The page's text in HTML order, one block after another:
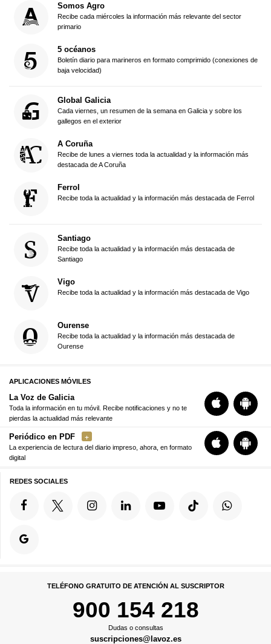
Somos Agro
Recibe cada miércoles la información más relevante del sector
primario
5 océanos
Boletín diario para marineros en formato comprimido (conexiones de
baja velocidad)
Global Galicia
Cada viernes, un resumen de la semana en Galicia y sobre los
gallegos en el exterior
A Coruña
Recibe de lunes a viernes toda la actualidad y la información más
destacada de A Coruña
Ferrol
Recibe toda la actualidad y la información más destacada de Ferrol
Santiago
Recibe toda la actualidad y la información más destacada de
Santiago
Vigo
Recibe toda la actualidad y la información más destacada de Vigo
Ourense
Recibe toda la actualidad y la información más destacada de
Ourense
APLICACIONES MÓVILES
La Voz de Galicia
Toda la información en tu móvil. Recibe notificaciones y no te
pierdas la actualidad más relevante
Periódico en PDF
La experiencia de lectura del diario impreso, ahora, en formato
digital
REDES SOCIALES
TELÉFONO GRATUITO DE ATENCIÓN AL SUSCRIPTOR
900 154 218
Dudas o consultas
suscripciones@lavoz.es